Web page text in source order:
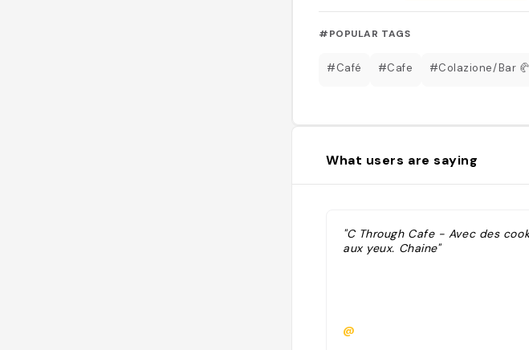
#POPULAR TAGS
#Café #Cafe #Colazione/Bar
What users are saying
"C Through Cafe - Avec des
aux yeux. Chaine"
@